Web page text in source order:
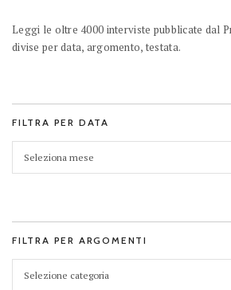
Leggi le oltre 4000 interviste pubblicate dal
divise per data, argomento, testata.
FILTRA PER DATA
FILTRA PER ARGOMENTI